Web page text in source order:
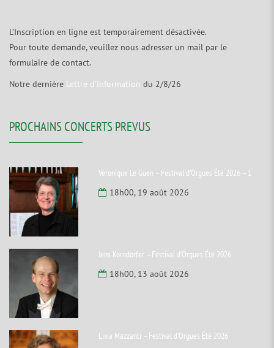
L’Inscription en ligne est temporairement désactivée.
Pour toute demande, veuillez nous adresser un mail par le
formulaire de contact.
Notre dernière Lettre d’Information du 2/8/26
PROCHAINS CONCERTS PREVUS
Véronique Le Guen – Festival d’Orgues Été 2026 – 1
18h00, 19 août 2026
Jens Korndörfer – Festival d’Orgues Été 2026
18h00, 13 août 2026
Livia Mazzanti – Festival d’Orgues Été 2026